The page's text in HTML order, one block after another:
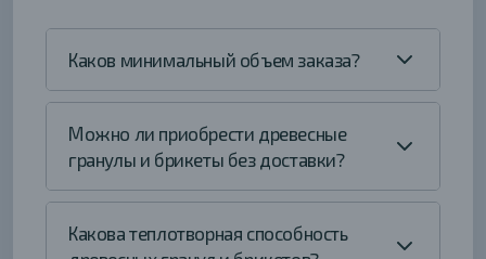
На рынке представлены топливные брикеты из
разных природных материалов (торфа, соломы,
коры хвойных деревьев), но самые популярные
среди них – опилочные брикеты. Эти брикеты
отличаются большой теплотворной способностью
подходящими для печей длительного горения и
Каков минимальный объем заказа?
Можно ли приобрести древесные
гранулы и брикеты без доставки?
Какова теплотворная способность